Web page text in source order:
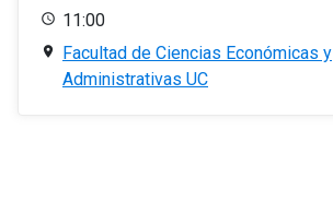
11:00
Facultad de Ciencias Económicas y
Administrativas UC